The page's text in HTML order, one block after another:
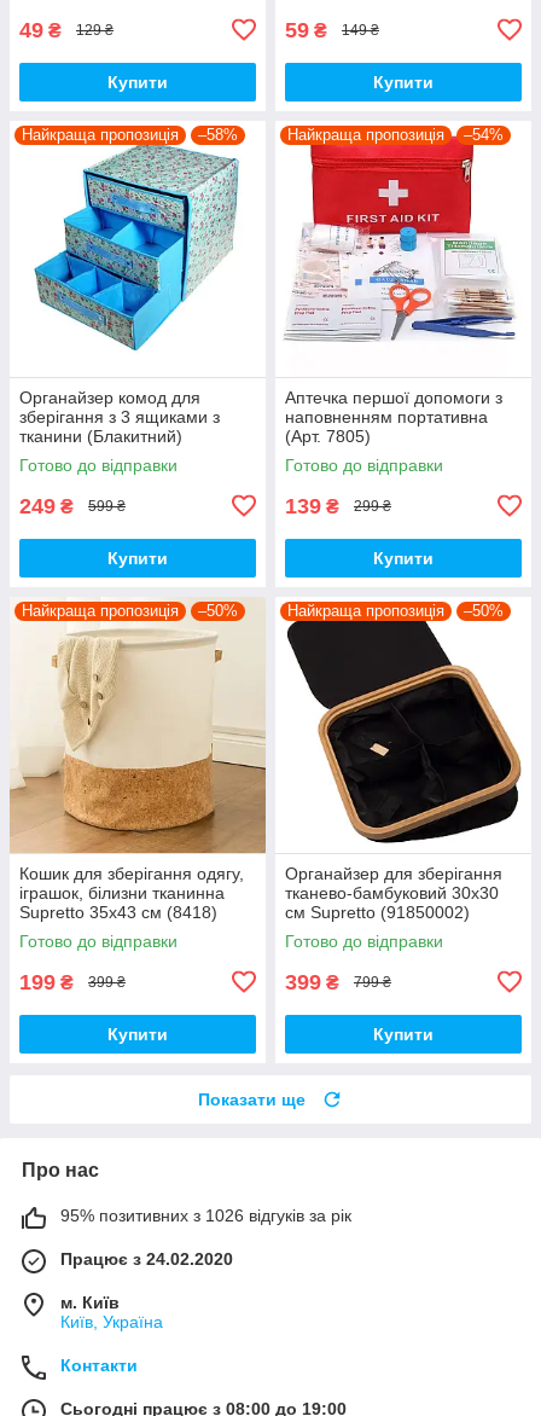
49 ₴ 129 ₴
Купити
59 ₴ 149 ₴
Купити
Найкраща пропозиція –58%
Органайзер комод для
зберігання з 3 ящиками з
тканини (Блакитний)
Готово до відправки
249 ₴ 599 ₴
Купити
Найкраща пропозиція –54%
Аптечка першої допомоги з
наповненням портативна
(Арт. 7805)
Готово до відправки
139 ₴ 299 ₴
Купити
Найкраща пропозиція –50%
Кошик для зберігання одягу,
іграшок, білизни тканинна
Supretto 35х43 см (8418)
Готово до відправки
199 ₴ 399 ₴
Купити
Найкраща пропозиція –50%
Органайзер для зберігання
тканево-бамбуковий 30х30
см Supretto (91850002)
Готово до відправки
399 ₴ 799 ₴
Купити
Показати ще
Про нас
95% позитивних з 1026 відгуків за рік
Працює з 24.02.2020
м. Київ
Київ, Україна
Контакти
Сьогодні працює з 08:00 до 19:00